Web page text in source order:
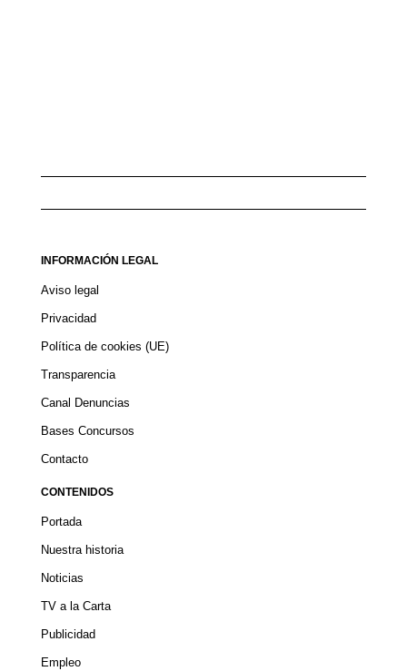
INFORMACIÓN LEGAL
Aviso legal
Privacidad
Política de cookies (UE)
Transparencia
Canal Denuncias
Bases Concursos
Contacto
CONTENIDOS
Portada
Nuestra historia
Noticias
TV a la Carta
Publicidad
Empleo